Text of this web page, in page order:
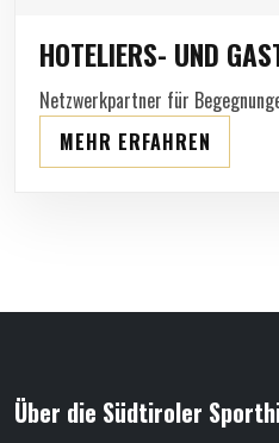
HOTELIERS- UND
Netzwerkpartner für
MEHR ERFAHREN
Über die Südtiroler